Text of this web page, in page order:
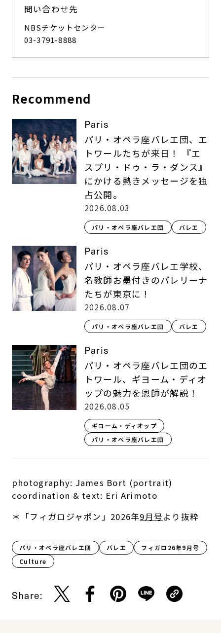
問い合わせ先
NBSチケットセンター
03-3791-8888
Recommend
Paris
パリ・オペラ座バレエ団、エ
トワールたちが来日！ 『エ
スプリ・ドゥ・ラ・ダンス』
にかける熱きメッセージを独
占公開。
2026.08.03
パリ・オペラ座バレエ団 バレエ
Paris
パリ・オペラ座バレエ学校、
名教師お墨付きのバレリーナ
たちが東京に！
2026.08.07
パリ・オペラ座バレエ団 バレエ
Paris
パリ・オペラ座バレエ団のエ
トワール、ギヨーム・ディオ
ップの魅力を恩師が解説！
2026.08.05
ギヨーム・ディオップ
パリ・オペラ座バレエ団
photography: James Bort (portrait)
coordination & text: Eri Arimoto
＊「フィガロジャポン」2026年9月号より抜粋
パリ・オペラ座バレエ団 バレエ
フィガロ26年9月号
Culture​
Share: